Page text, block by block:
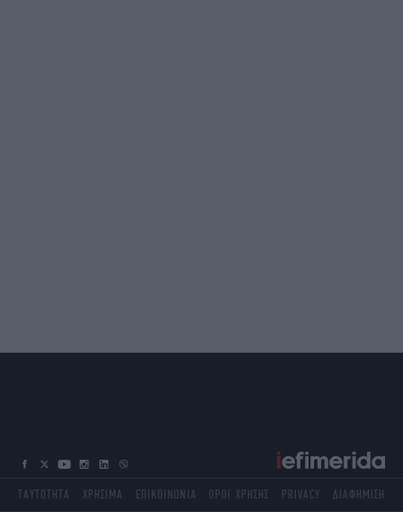
ΤΑΥΤΟΤΗΤΑ ΧΡΗΣΙΜΑ ΕΠΙΚΟΙΝΩΝΙΑ ΟΡΟΙ ΧΡΗΣΗΣ PRIVACY ΔΙΑΦΗΜΙΣΗ